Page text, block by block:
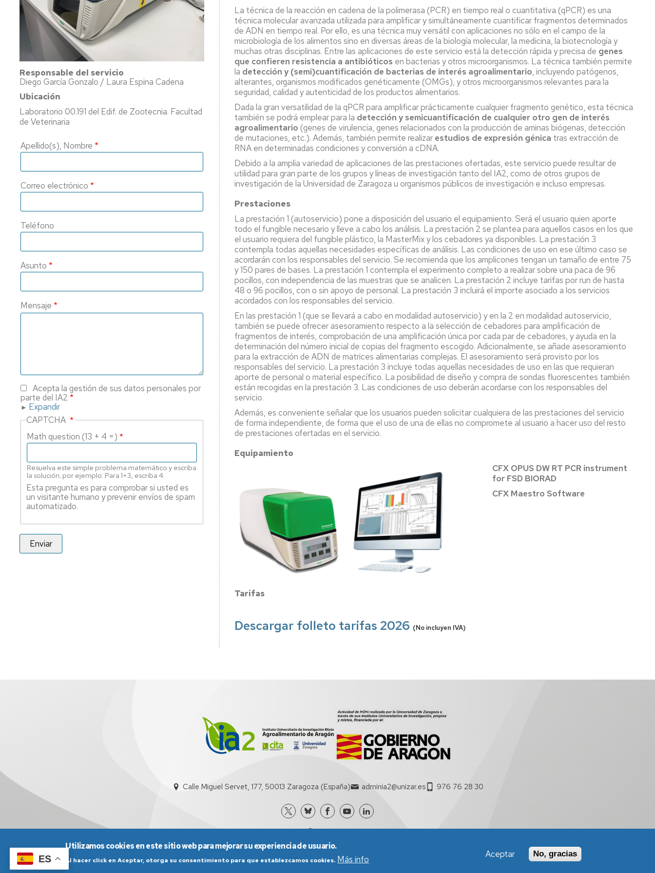
ES
y
Transferencia
Proyectos
Cátedras
LEIs
Recursos
Infraestructuras
Campos
Pulsados
(PFGE)
Identificación
microbiana
evaluación
sensibilidad
antibiótica
Secado
por
atomización,
encapsulación
medición
partículas
Análisis
Nutricionales
PCR
tiempo
real
aplicada
sector
agroalimentario
del
IA2
Pódcast
Alimentando
tu
mente
11F
2026
-
"Ellas
investigan:
ciencia
con
propia"
Apariciones
prensa
Investigación
(LEIs)
del
IA2
-
2025-
2027
Captación
de
talento
Concurso
Creaideas
LACASA
6
Edición
Responsable del servicio
Diego García Gonzalo / Laura Espina Cadena
Ubicación
Laboratorio 00.191 del Edif. de Zootecnia. Facultad
de Veterinaria
Apellido(s), Nombre
Correo electrónico
Teléfono
Asunto
Mensaje
Acepta la gestión de sus datos personales por
parte del IA2
Expandir
CAPTCHA
Math question (13 + 4 =)
Resuelva este simple problema matemático y escriba
la solución; por ejemplo: Para 1+3, escriba 4.
Esta pregunta es para comprobar si usted es
un visitante humano y prevenir envíos de spam
automatizado.
La técnica de la reacción en cadena de la polimerasa (PCR) en tiempo real o cuantitativa (qPCR) es una
técnica molecular avanzada utilizada para amplificar y simultáneamente cuantificar fragmentos determinados
de ADN en tiempo real. Por ello, es una técnica muy versátil con aplicaciones no sólo en el campo de la
microbiología de los alimentos sino en diversas áreas de la biología molecular, la medicina, la biotecnología y
muchas otras disciplinas. Entre las aplicaciones de este servicio está la detección rápida y precisa de genes
que confieren resistencia a antibióticos en bacterias y otros microorganismos. La técnica también permite
la detección y (semi)cuantificación de bacterias de interés agroalimentario, incluyendo patógenos,
alterantes, organismos modificados genéticamente (OMGs), y otros microorganismos relevantes para la
seguridad, calidad y autenticidad de los productos alimentarios.
Dada la gran versatilidad de la qPCR para amplificar prácticamente cualquier fragmento genético, esta técnica
también se podrá emplear para la detección y semicuantificación de cualquier otro gen de interés
agroalimentario (genes de virulencia, genes relacionados con la producción de aminas biógenas, detección
de mutaciones, etc.). Además, también permite realizar estudios de expresión génica tras extracción de
RNA en determinadas condiciones y conversión a cDNA.
Debido a la amplia variedad de aplicaciones de las prestaciones ofertadas, este servicio puede resultar de
utilidad para gran parte de los grupos y líneas de investigación tanto del IA2, como de otros grupos de
investigación de la Universidad de Zaragoza u organismos públicos de investigación e incluso empresas.
Prestaciones
La prestación 1 (autoservicio) pone a disposición del usuario el equipamiento. Será el usuario quien aporte
todo el fungible necesario y lleve a cabo los análisis. La prestación 2 se plantea para aquellos casos en los que
el usuario requiera del fungible plástico, la MasterMix y los cebadores ya disponibles. La prestación 3
contempla todas aquellas necesidades específicas de análisis. Las condiciones de uso en ese último caso se
acordarán con los responsables del servicio. Se recomienda que los amplicones tengan un tamaño de entre 75
y 150 pares de bases. La prestación 1 contempla el experimento completo a realizar sobre una paca de 96
pocillos, con independencia de las muestras que se analicen. La prestación 2 incluye tarifas por run de hasta
48 o 96 pocillos, con o sin apoyo de personal. La prestación 3 incluirá el importe asociado a los servicios
acordados con los responsables del servicio.
En las prestación 1 (que se llevará a cabo en modalidad autoservicio) y en la 2 en modalidad autoservicio,
también se puede ofrecer asesoramiento respecto a la selección de cebadores para amplificación de
fragmentos de interés, comprobación de una amplificación única por cada par de cebadores, y ayuda en la
determinación del número inicial de copias del fragmento escogido. Adicionalmente, se añade asesoramiento
para la extracción de ADN de matrices alimentarias complejas. El asesoramiento será provisto por los
responsables del servicio. La prestación 3 incluye todas aquellas necesidades de uso en las que requieran
aporte de personal o material específico. La posibilidad de diseño y compra de sondas fluorescentes también
están recogidas en la prestación 3. Las condiciones de uso deberán acordarse con los responsables del
servicio.
Además, es conveniente señalar que los usuarios pueden solicitar cualquiera de las prestaciones del servicio
de forma independiente, de forma que el uso de una de ellas no compromete al usuario a hacer uso del resto
de prestaciones ofertadas en el servicio.
Equipamiento
CFX OPUS DW RT PCR instrument
for FSD BIORAD
CFX Maestro Software
Tarifas
Descargar folleto tarifas 2026 (No incluyen IVA)
Calle Miguel Servet, 177, 50013 Zaragoza (España) adminia2@unizar.es 976 76 28 30
Utilizamos cookies en este sitio web para mejorar su experiencia de usuario.
Al hacer click en Aceptar, otorga su consentimiento para que establezcamos cookies. Más info Aceptar No, gracias